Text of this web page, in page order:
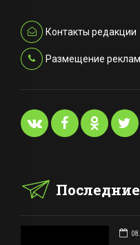
Контакты редакции
Размещение